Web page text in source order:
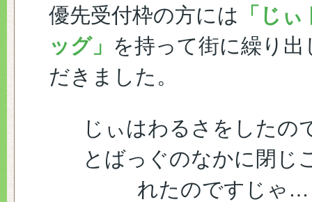
優先受付枠の方には
「じ
ッグ」 を持って街に繰り出
だきました。
じぃはわるさをしたの
とばっぐのなかに閉じ
れたのですじゃ…